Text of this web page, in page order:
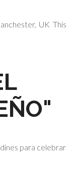
UK This
para celebrar